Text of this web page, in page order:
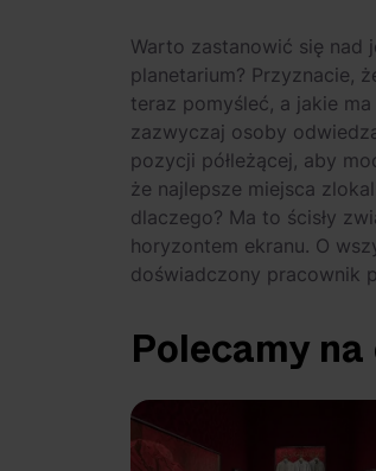
Warto zastanowić się nad
planetarium? Przyznacie,
teraz pomyśleć, a jakie
zazwyczaj osoby
pozycji półleżącej, aby
że najlepsze miejsca
dlaczego? Ma to ścisły
horyzontem ekranu. O
doświadczony pracownik
Polecamy